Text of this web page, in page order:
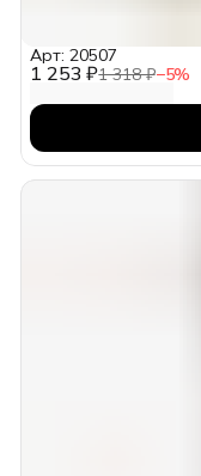
1 253 ₽1 318 ₽−5%
Арт: 20507